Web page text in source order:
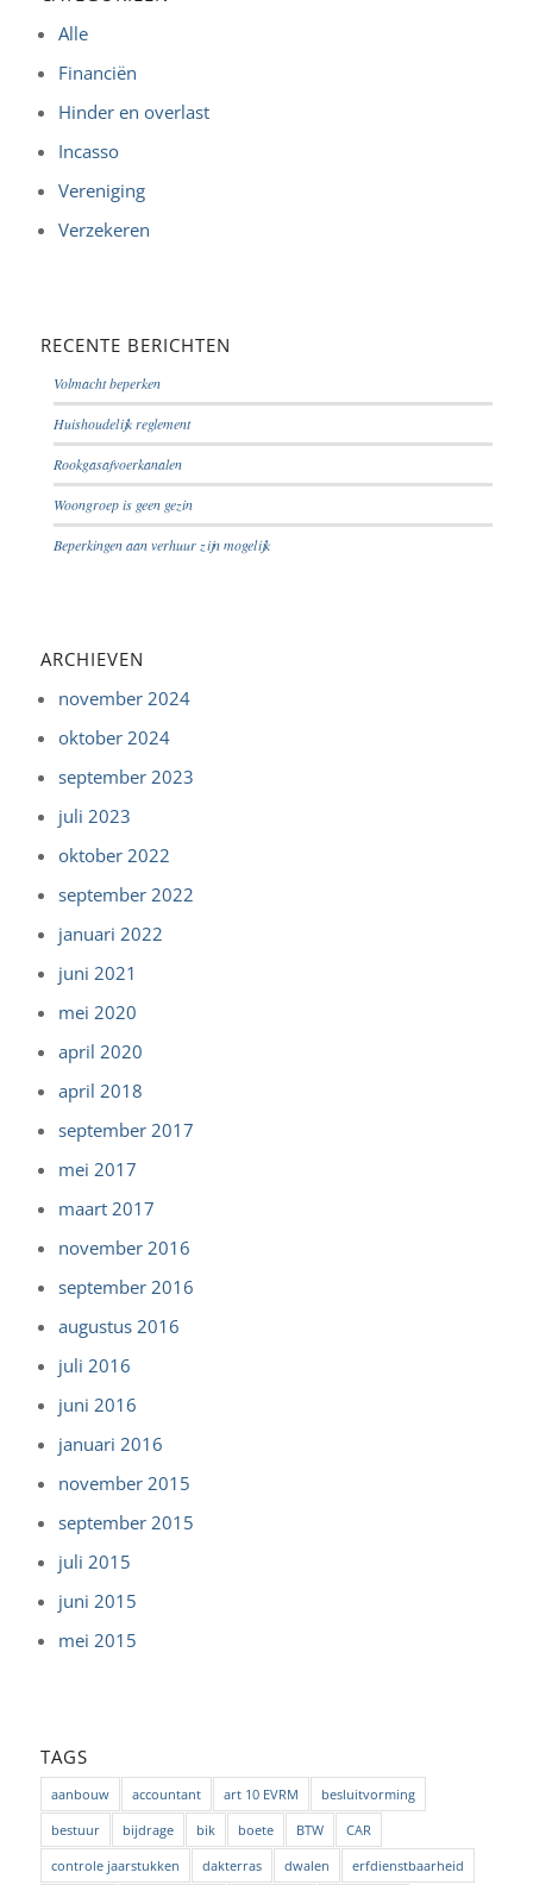
Alle
Financiën
Hinder en overlast
Incasso
Vereniging
Verzekeren
RECENTE BERICHTEN
Volmacht beperken
Huishoudelijk reglement
Rookgasafvoerkanalen
Woongroep is geen gezin
Beperkingen aan verhuur zijn mogelijk
ARCHIEVEN
november 2024
oktober 2024
september 2023
juli 2023
oktober 2022
september 2022
januari 2022
juni 2021
mei 2020
april 2020
april 2018
september 2017
mei 2017
maart 2017
november 2016
september 2016
augustus 2016
juli 2016
juni 2016
januari 2016
november 2015
september 2015
juli 2015
juni 2015
mei 2015
TAGS
aanbouw accountant art 10 EVRM
besluitvorming
bestuur
bijdrage bik boete BTW
CAR
controle jaarstukken
dakterras dwalen
erfdienstbaarheid